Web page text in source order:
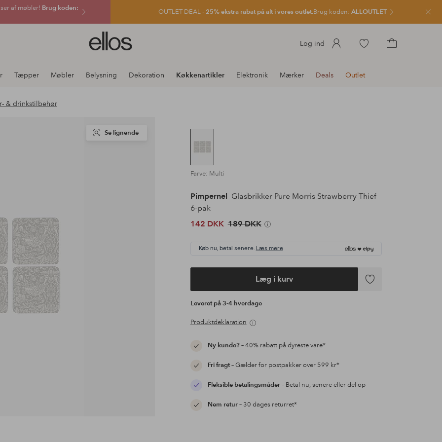
af møbler! Brug koden: OUTLET DEAL - 25% ekstra rabat på alt i vores outlet.Brug koden: ALLOUTLET Luk
Ellos
logo
gå
Log ind
Gå
produkter
Tæpper Møbler Belysning Dekoration Køkkenartikler Elektronik Mærker Deals Outlet
& drinkstilbehør
Se lignende
Farve: Multi
Pimpernel
Glasbrikker Pure Morris Strawberry Thief
6-pak
142 DKK 189 DKK
Køb nu, betal senere. Læs mere
Læg i kurv
Tilføj
Leveret på 3-4 hverdage
Produktdeklaration
Ny kunde?– 40% rabatt på dyreste vare*
Fri fragt– Gælder for postpakker over 599 kr*
Fleksible betalingsmåder– Betal nu, senere eller del op
Nem retur– 30 dages returret*